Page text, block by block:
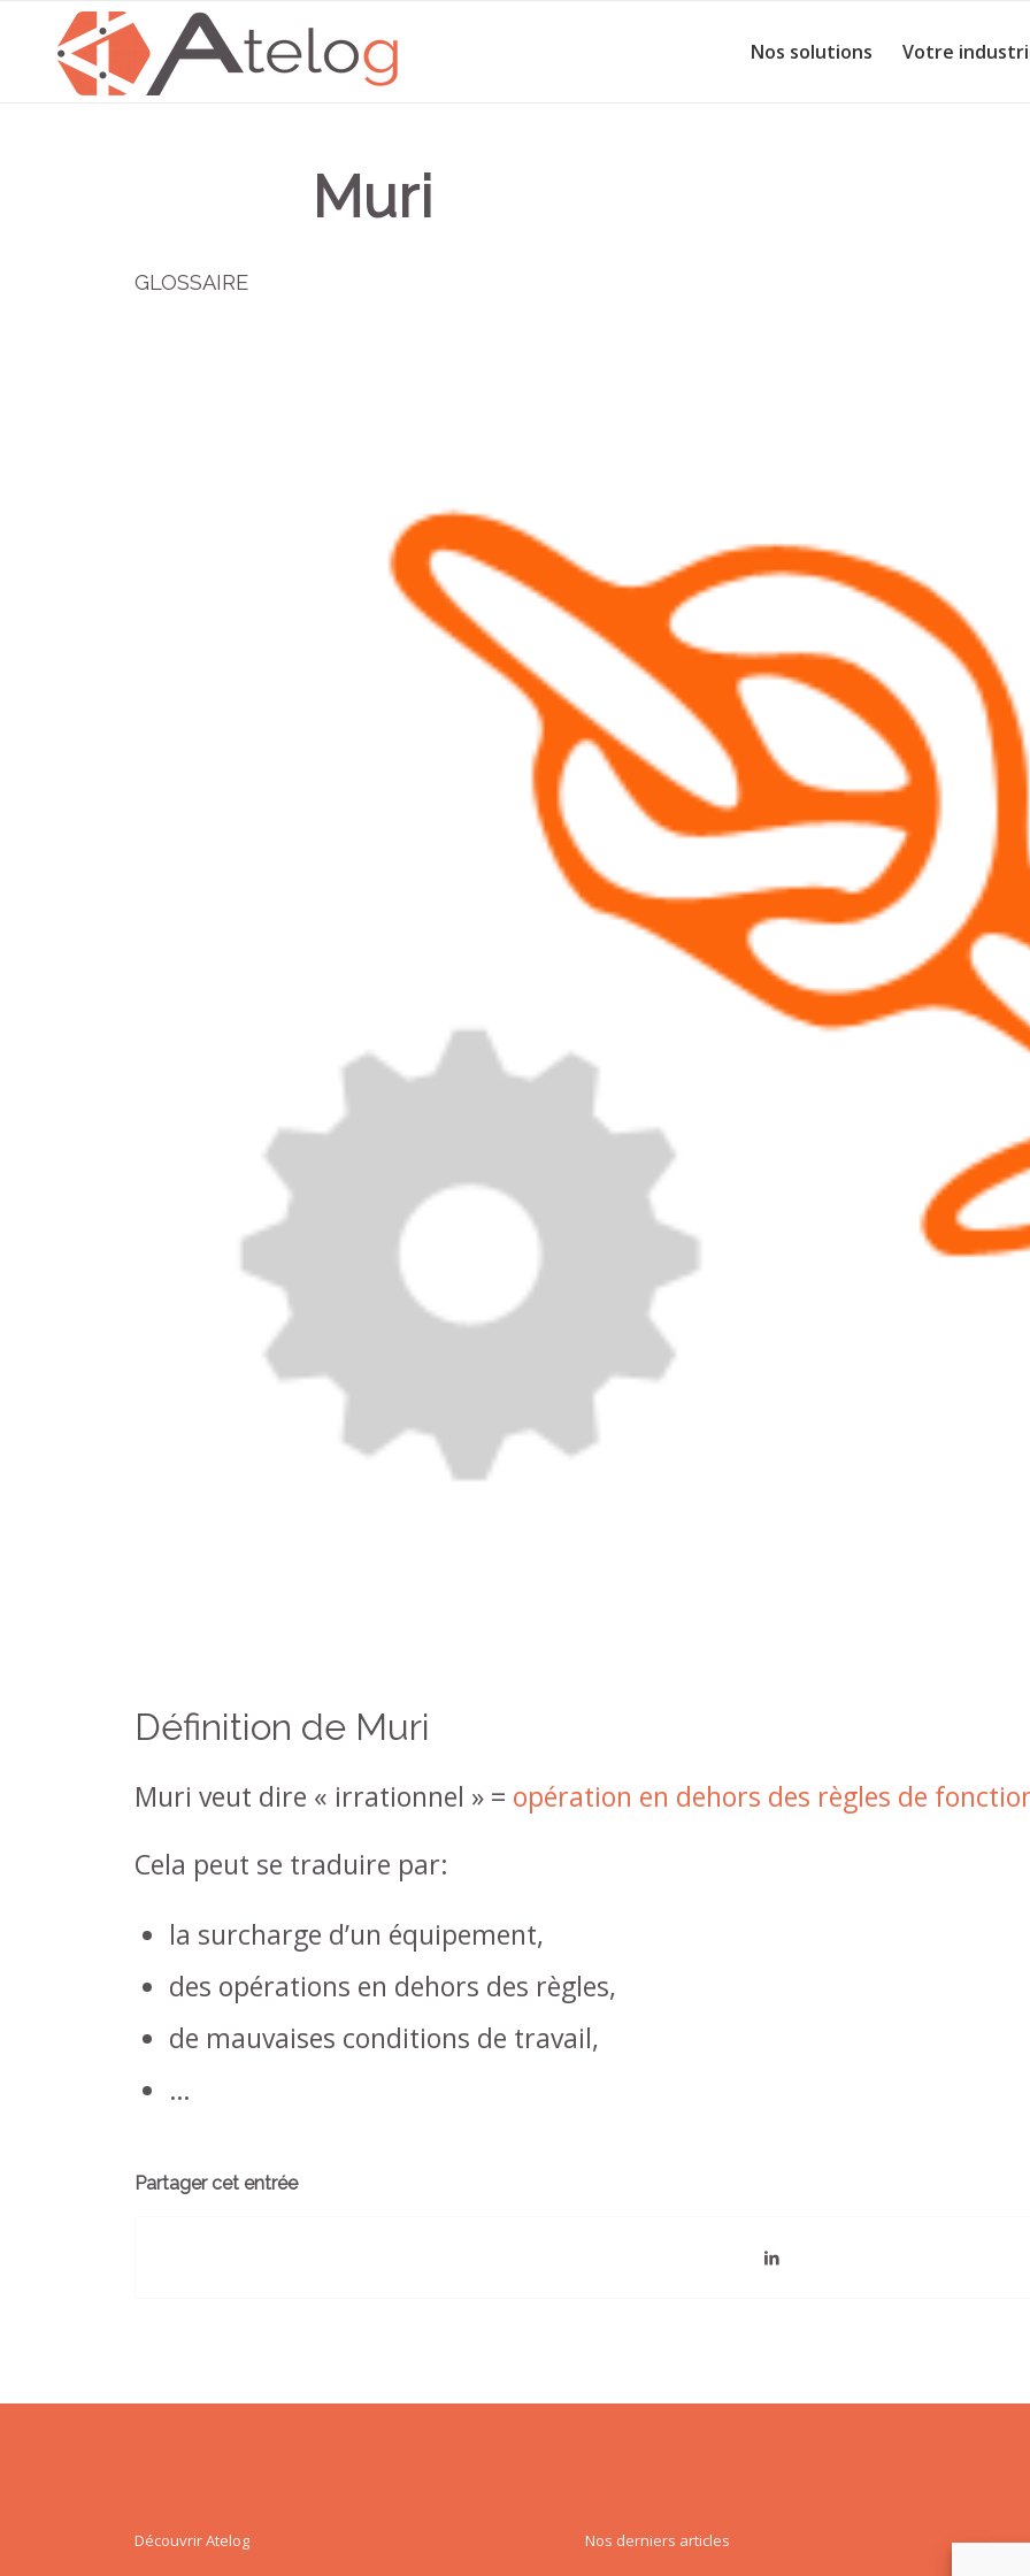
Nos solutions Votre
Muri
GLOSSAIRE
Définition de Muri
Muri veut dire « irrationnel » = opération en dehors des règles de
Cela peut se traduire par:
la surcharge d’un équipement,
des opérations en dehors des règles,
de mauvaises conditions de travail,
…
Partager cet entrée
Découvrir Atelog Nos derniers articles